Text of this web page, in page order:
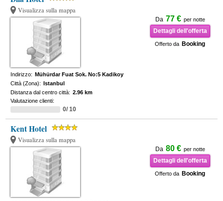
Visualizza sulla mappa
Da 77 € per notte
Dettagli dell'offerta
Offerto da Booking
Indirizzo: Mühürdar Fuat Sok. No:5 Kadikoy
Città (Zona): Istanbul
Distanza dal centro città: 2.96 km
Valutazione clienti:
0/ 10
Kent Hotel
Visualizza sulla mappa
Da 80 € per notte
Dettagli dell'offerta
Offerto da Booking